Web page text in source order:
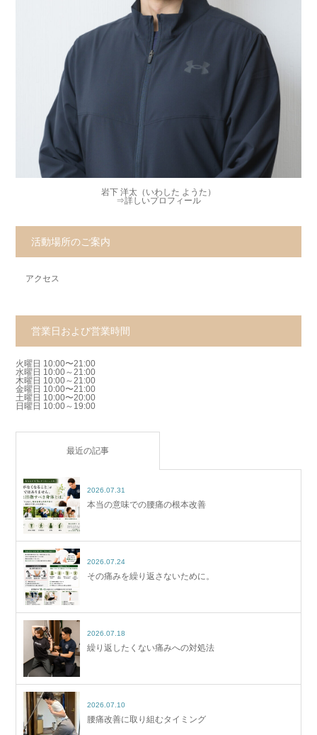
岩下 洋太（いわした ようた）
⇒詳しいプロフィール
活動場所のご案内
アクセス
営業日および営業時間
火曜日 10:00〜21:00
水曜日 10:00～21:00
木曜日 10:00～21:00
金曜日 10:00〜21:00
土曜日 10:00〜20:00
日曜日 10:00～19:00
最近の記事
2026.07.31
本当の意味での腰痛の根本改善
2026.07.24
その痛みを繰り返さないために。
2026.07.18
繰り返したくない痛みへの対処法
2026.07.10
腰痛改善に取り組むタイミング